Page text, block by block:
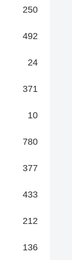
250
492
24
371
10
780
377
433
212
136